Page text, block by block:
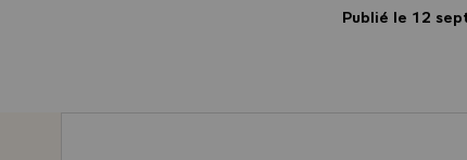
Publié le 12